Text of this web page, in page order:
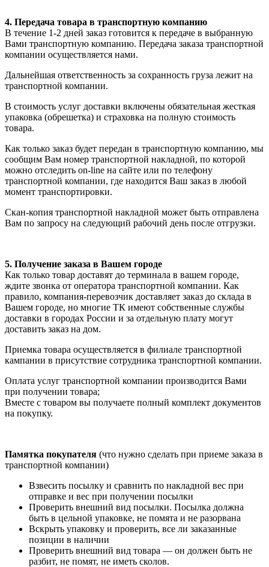
4. Передача товара в транспортную компанию
В течение 1-2 дней заказ готовится к передаче в выбранную
Вами транспортную компанию. Передача заказа транспортной
компании осуществляется нами.
Дальнейшая ответственность за сохранность груза лежит на
транспортной компании.
В стоимость услуг доставки включены обязательная жесткая
упаковка (обрешетка) и страховка на полную стоимость
товара.
Как только заказ будет передан в транспортную компанию, мы
сообщим Вам номер транспортной накладной, по которой
можно отследить on-line на сайте или по телефону
транспортной компании, где находится Ваш заказ в любой
момент транспортировки.
Скан-копия транспортной накладной может быть отправлена
Вам по запросу на следующий рабочий день после отгрузки.
5. Получение заказа в Вашем городе
Как только товар доставят до терминала в вашем городе,
ждите звонка от оператора транспортной компании. Как
правило, компания-перевозчик доставляет заказ до склада в
Вашем городе, но многие ТК имеют собственные службы
доставки в городах России и за отдельную плату могут
доставить заказ на дом.
Приемка товара осуществляется в филиале транспортной
кампании в присутствие сотрудника транспортной компании.
Оплата услуг транспортной компании производится Вами
при получении товара;
Вместе с товаром вы получаете полный комплект документов
на покупку.
Памятка покупателя (что нужно сделать при приеме заказа в
транспортной компании)
Взвесить посылку и сравнить по накладной вес при
отправке и вес при получении посылки
Проверить внешний вид посылки. Посылка должна
быть в цельной упаковке, не помята и не разорвана
Вскрыть упаковку и проверить, все ли заказанные
позиции в наличии
Проверить внешний вид товара — он должен быть не
разбит, не помят, не иметь сколов.